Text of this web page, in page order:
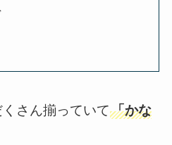
さん揃っていて「かな